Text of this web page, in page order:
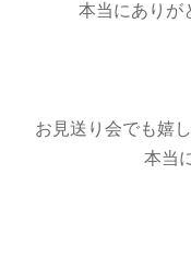
本当にありが
お見送り会でも嬉
本当